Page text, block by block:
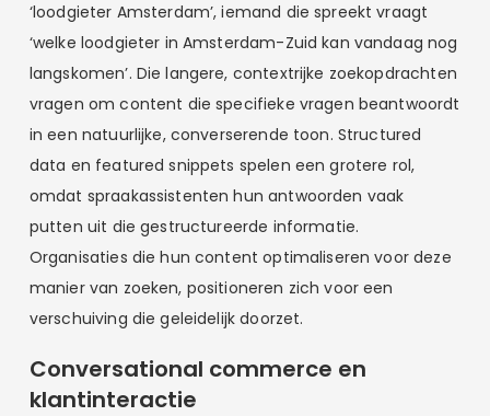
‘loodgieter Amsterdam’, iemand die spreekt vraagt
‘welke loodgieter in Amsterdam-Zuid kan vandaag nog
langskomen’. Die langere, contextrijke zoekopdrachten
vragen om content die specifieke vragen beantwoordt
in een natuurlijke, converserende toon. Structured
data en featured snippets spelen een grotere rol,
omdat spraakassistenten hun antwoorden vaak
putten uit die gestructureerde informatie.
Organisaties die hun content optimaliseren voor deze
manier van zoeken, positioneren zich voor een
verschuiving die geleidelijk doorzet.
Conversational commerce en
klantinteractie